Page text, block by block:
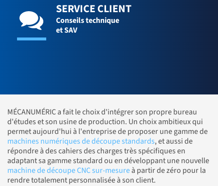
SERVICE CLIENT
Conseils technique
et SAV
MÉCANUMÉRIC a fait le choix d'intégrer son propre bureau
d'études et son usine de production. Un choix ambitieux qui
permet aujourd'hui à l'entreprise de proposer une gamme de
machines numériques de découpe standards, et aussi de
répondre à des cahiers des charges très spécifiques en
adaptant sa gamme standard ou en développant une nouvelle
machine de découpe CNC sur-mesureà partir de zéro pour la
rendre totalement personnalisée à son client.